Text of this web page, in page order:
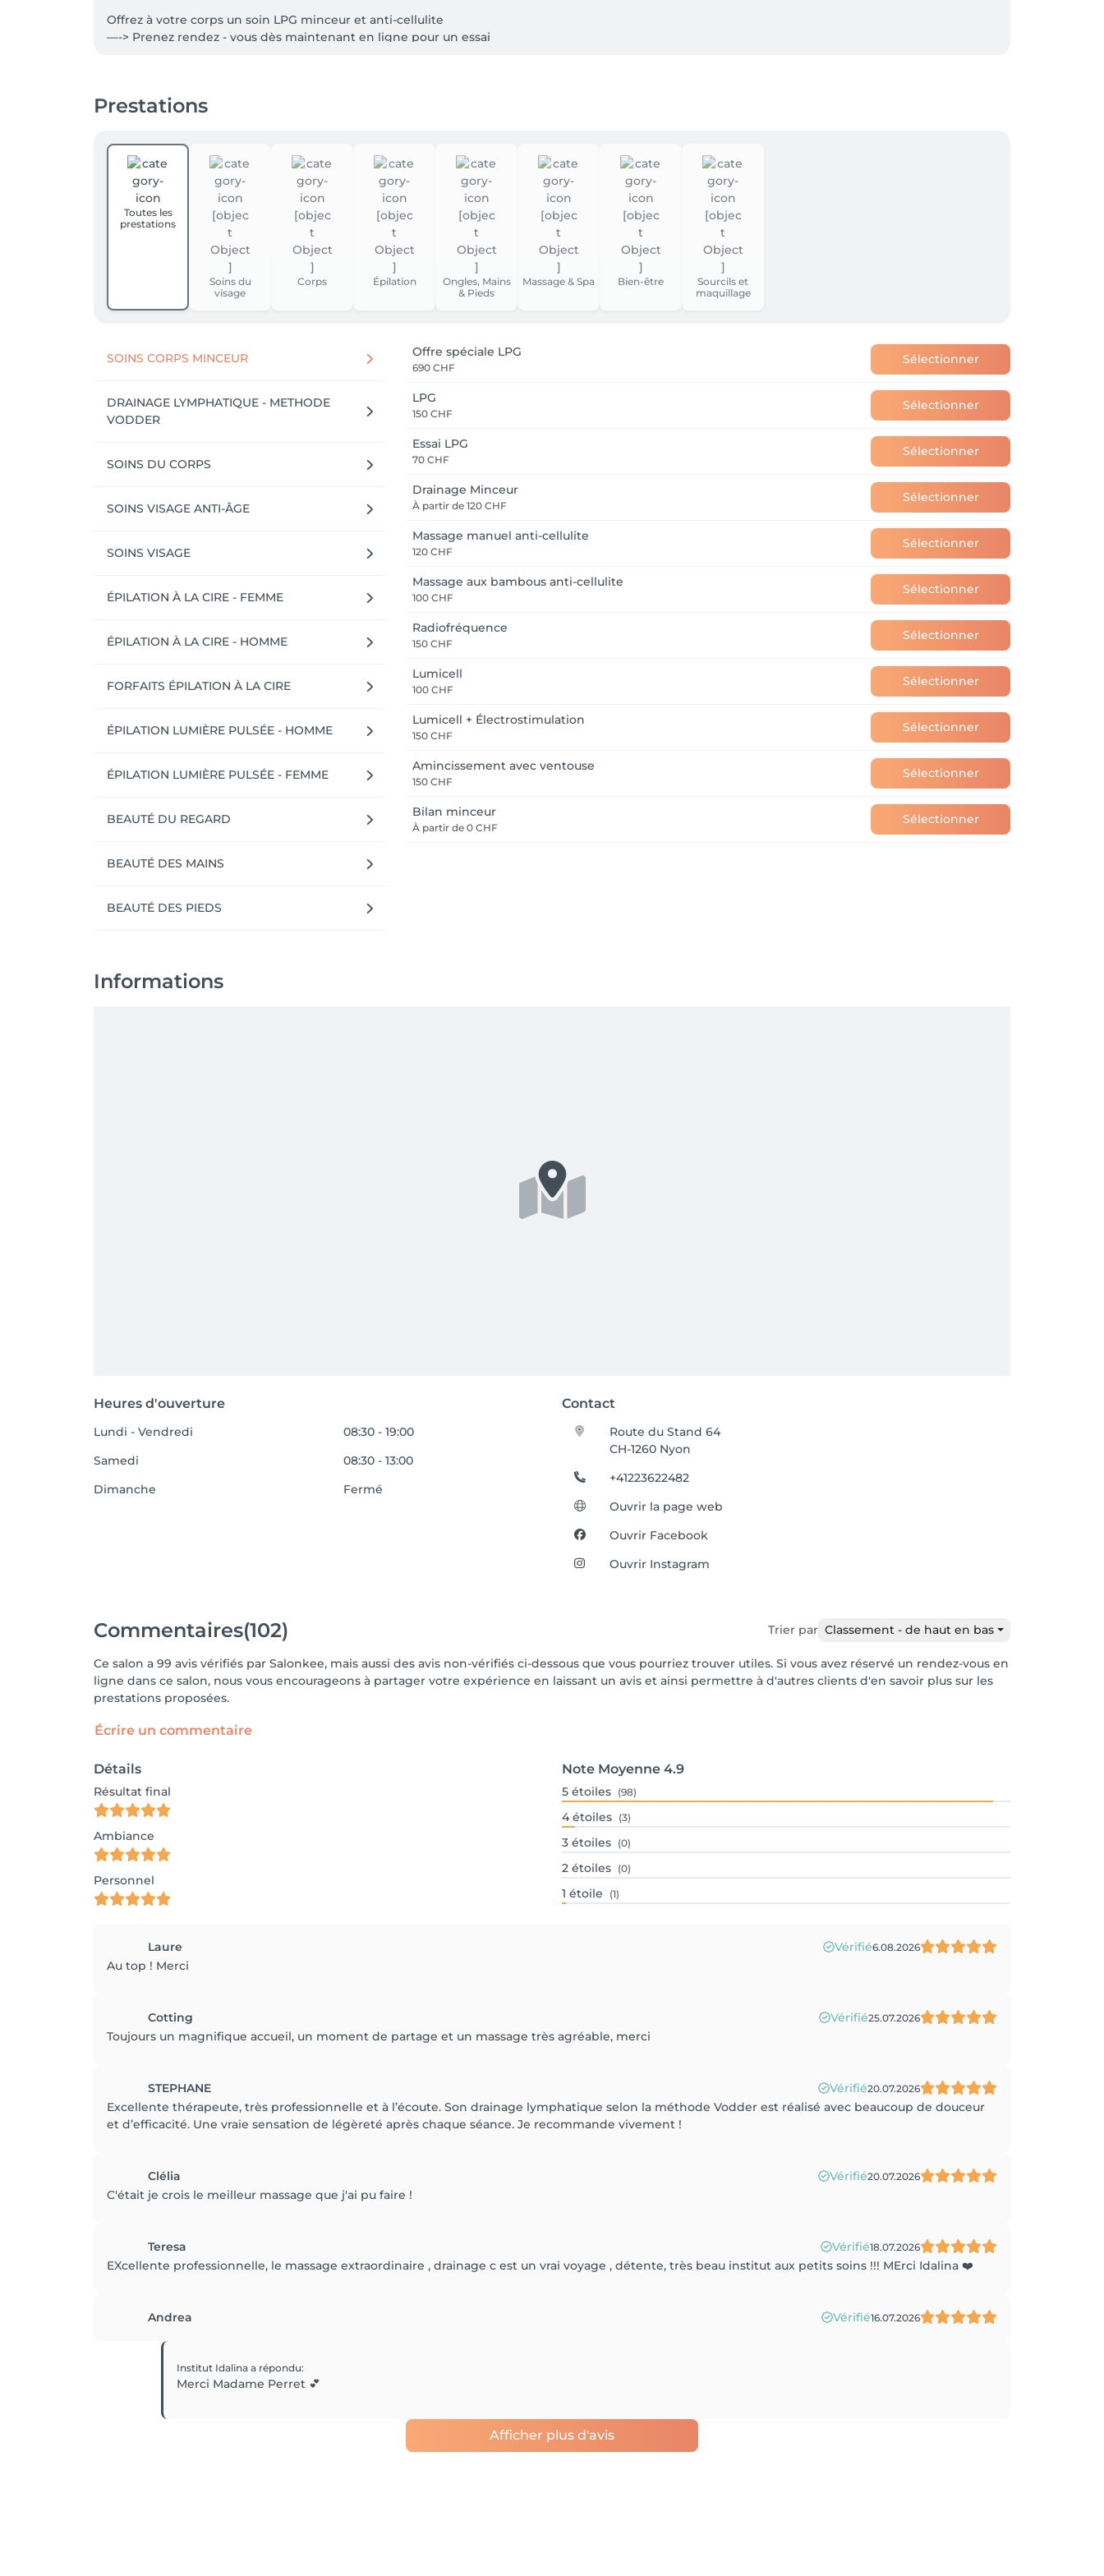
Offrez à votre corps un soin LPG minceur et anti-cellulite
—-> Prenez rendez - vous dès maintenant en ligne pour un essai
Prestations
Toutes les
prestations
Soins du
visage
Corps Épilation
Ongles, Mains
& Pieds
Massage & Spa Bien-être
Sourcils et
maquillage
SOINS CORPS MINCEUR
DRAINAGE LYMPHATIQUE - METHODE
VODDER
SOINS DU CORPS
SOINS VISAGE ANTI-ÂGE
SOINS VISAGE
ÉPILATION À LA CIRE - FEMME
ÉPILATION À LA CIRE - HOMME
FORFAITS ÉPILATION À LA CIRE
ÉPILATION LUMIÈRE PULSÉE - HOMME
ÉPILATION LUMIÈRE PULSÉE - FEMME
BEAUTÉ DU REGARD
BEAUTÉ DES MAINS
BEAUTÉ DES PIEDS
Offre spéciale LPG
690 CHF
Sélectionner
LPG
150 CHF
Sélectionner
Essai LPG
70 CHF
Sélectionner
Drainage Minceur
À partir de 120 CHF
Sélectionner
Massage manuel anti-cellulite
120 CHF
Sélectionner
Massage aux bambous anti-cellulite
100 CHF
Sélectionner
Radiofréquence
150 CHF
Sélectionner
Lumicell
100 CHF
Sélectionner
Lumicell + Électrostimulation
150 CHF
Sélectionner
Amincissement avec ventouse
150 CHF
Sélectionner
Bilan minceur
À partir de 0 CHF
Sélectionner
Informations
Heures d'ouverture Contact
Lundi - Vendredi
08:30 - 19:00
Samedi
08:30 - 13:00
Dimanche
Fermé
Route du Stand 64
CH-1260 Nyon
+41223622482
Ouvrir la page web
Ouvrir Facebook
Ouvrir Instagram
Commentaires(102) Trier par Classement - de haut en bas
Ce salon a 99 avis vérifiés par Salonkee, mais aussi des avis non-vérifiés ci-dessous que vous pourriez trouver utiles. Si vous avez réservé un rendez-vous en
ligne dans ce salon, nous vous encourageons à partager votre expérience en laissant un avis et ainsi permettre à d'autres clients d'en savoir plus sur les
prestations proposées.
Écrire un commentaire
Détails
Résultat final
Ambiance
Personnel
Note Moyenne 4.9
5 étoiles (98)
4 étoiles (3)
3 étoiles (0)
2 étoiles (0)
1 étoile (1)
Laure Vérifié6.08.2026
Au top ! Merci
Cotting Vérifié25.07.2026
Toujours un magnifique accueil, un moment de partage et un massage très agréable, merci
STEPHANE Vérifié20.07.2026
Excellente thérapeute, très professionnelle et à l’écoute. Son drainage lymphatique selon la méthode Vodder est réalisé avec beaucoup de douceur
et d’efficacité. Une vraie sensation de légèreté après chaque séance. Je recommande vivement !
Clélia Vérifié20.07.2026
C'était je crois le meilleur massage que j'ai pu faire !
Teresa Vérifié18.07.2026
EXcellente professionnelle, le massage extraordinaire , drainage c est un vrai voyage , détente, très beau institut aux petits soins !!! MErci Idalina ❤️
Andrea Vérifié16.07.2026
Institut Idalina a répondu:
Merci Madame Perret 💕
Afficher plus d'avis